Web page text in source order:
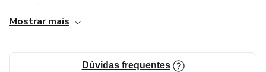
mesmo o dono da sua vida e sempre escolha o melhor!
Mostrar mais
Dúvidas frequentes